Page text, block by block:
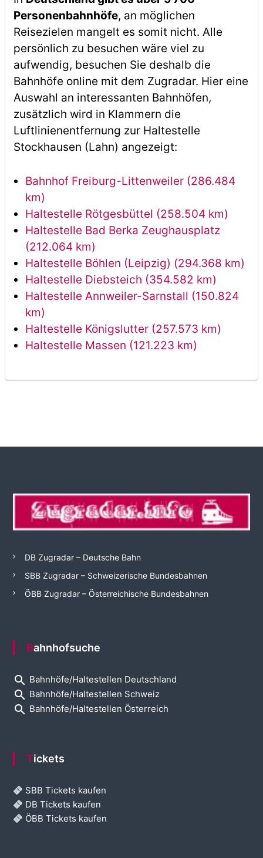
Personenbahnhöfe, an möglichen
Reisezielen mangelt es somit nicht. Alle
persönlich zu besuchen wäre viel zu
aufwendig, besuchen Sie deshalb die
Bahnhöfe online mit dem Zugradar. Hier eine
Auswahl an interessanten Bahnhöfen,
zusätzlich wird in Klammern die
Luftlinienentfernung zur Haltestelle
Stockhausen (Lahn) angezeigt:
Bahnhof Freiburg-Littenweiler (286.484
km)
Haltestelle Rötgesbüttel (258.504 km)
Haltestelle Bad Berka Zeughausplatz
(212.064 km)
Haltestelle Böhlen (Leipzig) (294.368 km)
Haltestelle Diebsteich (354.582 km)
Haltestelle Annweiler-Sarnstall (150.824
km)
Haltestelle Königslutter (257.573 km)
Haltestelle Massen (121.223 km)
DB Zugradar – Deutsche Bahn
SBB Zugradar – Schweizerische Bundesbahnen
ÖBB Zugradar – Österreichische Bundesbahnen
Bahnhofsuche
search Bahnhöfe/Haltestellen Deutschland
search Bahnhöfe/Haltestellen Schweiz
search Bahnhöfe/Haltestellen Österreich
Tickets
SBB Tickets kaufen
DB Tickets kaufen
ÖBB Tickets kaufen